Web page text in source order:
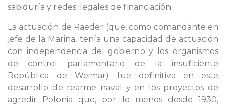
sabiduría y redes ilegales de financiación.
La actuación de Raeder (que, como comandante en
jefe de la Marina, tenía una capacidad de actuación
con independencia del gobierno y los organismos
de control parlamentario de la insuficiente
República de Weimar) fue definitiva en este
desarrollo de rearme naval y en los proyectos de
agredir Polonia que, por lo menos desde 1930,